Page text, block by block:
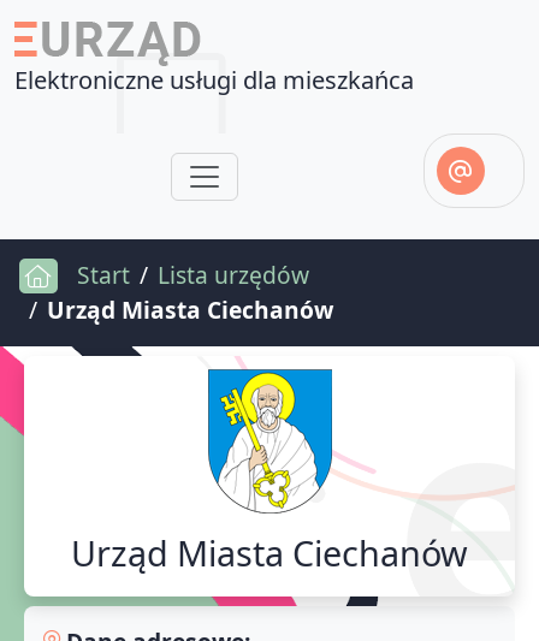
Elektroniczne usługi dla mieszkańca
Start
Lista urzędów
Urząd Miasta Ciechanów
Urząd Miasta Ciechanów